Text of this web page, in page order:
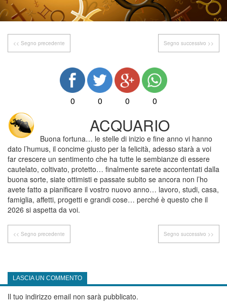
<< Segno precedente Segno successivo >>
0 0 0 0
ACQUARIO
Buona fortuna… le stelle di inizio e fine anno vi hanno
dato l’humus, il concime giusto per la felicità, adesso starà a voi
far crescere un sentimento che ha tutte le sembianze di essere
cautelato, coltivato, protetto… finalmente sarete accontentati dalla
buona sorte, siate ottimisti e passate subito se ancora non l’ho
avete fatto a pianificare il vostro nuovo anno… lavoro, studi, casa,
famiglia, affetti, progetti e grandi cose… perché è questo che il
2026 si aspetta da voi.
<< Segno precedente Segno successivo >>
LASCIA UN COMMENTO
Il tuo indirizzo email non sarà pubblicato.